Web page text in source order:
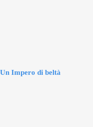
Un Impero di beltà